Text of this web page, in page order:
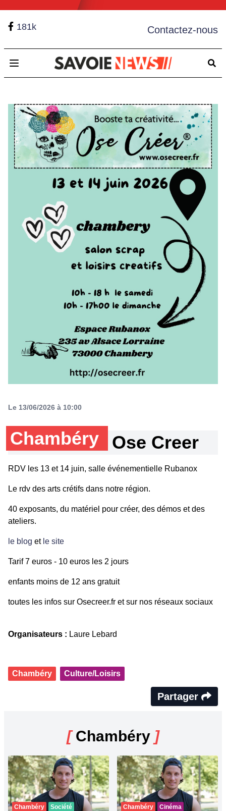
181k Contactez-nous
Open main menu
Le 13/06/2026 à 10:00
Chambéry Ose Creer
RDV les 13 et 14 juin, salle événementielle Rubanox
Le rdv des arts crétifs dans notre région.
40 exposants, du matériel pour créer, des démos et des
ateliers.
le blog et le site
Tarif 7 euros - 10 euros les 2 jours
enfants moins de 12 ans gratuit
toutes les infos sur Osecreer.fr et sur nos réseaux sociaux
Organisateurs : Laure Lebard
Chambéry Culture/Loisirs
Partager
[Chambéry ]
Chambéry
Société
Chambéry Cinéma